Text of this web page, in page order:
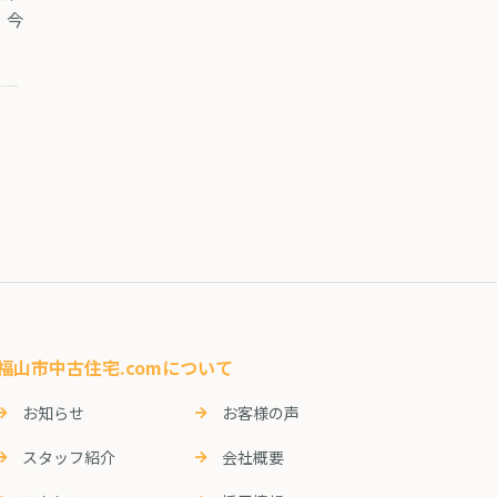
今
山市中古住宅.comについて
お知らせ
お客様の声
スタッフ紹介
会社概要